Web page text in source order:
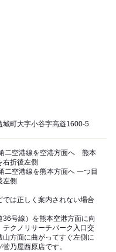
城町大字小谷字高遊1600-5
二空港線を空港方面へ 熊本
右折後左側
二空港線を熊本方面へ 一つ目
左側
は正しく案内されない場合
36号線）を熊本空港方面に向
テクノリサーチパーク入口交
山方面に曲がってすぐ左側に
乃屋西原店です。